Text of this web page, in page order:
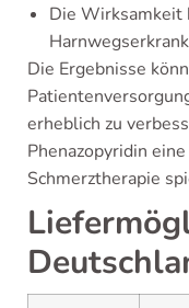
Die Wirksamkeit
Die Ergebnisse
erheblich zu
Phenazopyridin
Schmerztherapie